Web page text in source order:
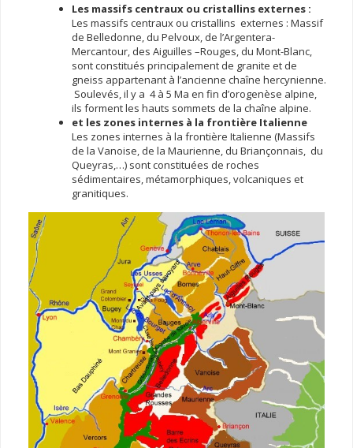
Les massifs centraux ou cristallins externes :
Les massifs centraux ou cristallins externes : Massif
de Belledonne, du Pelvoux, de l’Argentera-
Mercantour, des Aiguilles –Rouges, du Mont-Blanc,
sont constitués principalement de granite et de
gneiss appartenant à l’ancienne chaîne hercynienne.
Soulevés, il y a 4 à 5 Ma en fin d’orogenèse alpine,
ils forment les hauts sommets de la chaîne alpine.
et les zones internes à la frontière Italienne
Les zones internes à la frontière Italienne (Massifs
de la Vanoise, de la Maurienne, du Briançonnais, du
Queyras,…) sont constituées de roches
sédimentaires, métamorphiques, volcaniques et
granitiques.